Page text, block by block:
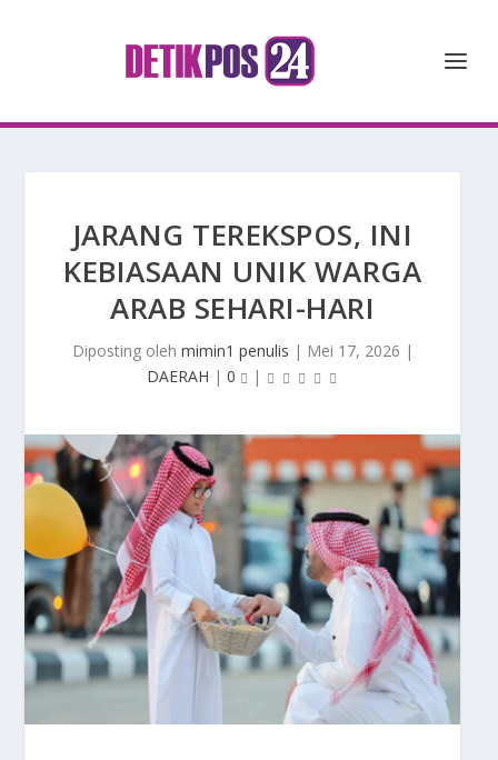
JARANG TEREKSPOS, INI
KEBIASAAN UNIK WARGA
ARAB SEHARI-HARI
Diposting oleh mimin1 penulis | Mei 17, 2026 |
DAERAH | 0 |